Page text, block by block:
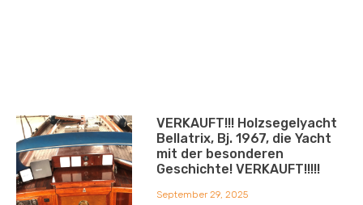
VERKAUFT!!! Holzsegelyacht
Bellatrix, Bj. 1967, die Yacht
mit der besonderen
Geschichte! VERKAUFT!!!!!
September 29, 2025